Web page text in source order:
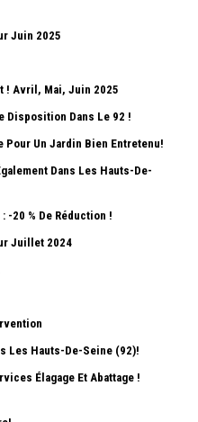
Juin 2025
! Avril, Mai, Juin 2025
Disposition Dans Le 92 !
Pour Un Jardin Bien Entretenu!
Dans Les Hauts-De-
-20 % De Réduction !
Juillet 2024
Les Hauts-De-Seine (92)!
Élagage Et Abattage !